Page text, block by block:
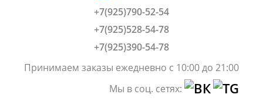
+7(925)790-52-54
+7(925)528-54-78
+7(925)390-54-78
Принимаем заказы ежедневно с 10:00 до 21:00
Мы в соц. сетях: